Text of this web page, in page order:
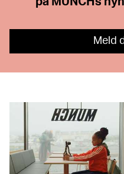
Meld